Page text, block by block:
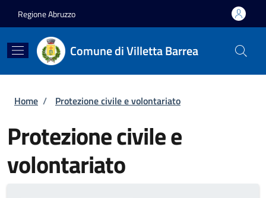
Regione Abruzzo
Comune di Villetta Barrea
Briciole di pane
Home / Protezione civile e volontariato
Protezione civile e
volontariato